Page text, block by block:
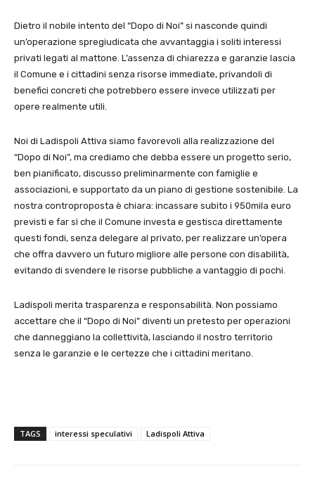
Dietro il nobile intento del “Dopo di Noi” si nasconde quindi
un’operazione spregiudicata che avvantaggia i soliti interessi
privati legati al mattone. L’assenza di chiarezza e garanzie lascia
il Comune e i cittadini senza risorse immediate, privandoli di
benefici concreti che potrebbero essere invece utilizzati per
opere realmente utili.
Noi di Ladispoli Attiva siamo favorevoli alla realizzazione del
“Dopo di Noi”, ma crediamo che debba essere un progetto serio,
ben pianificato, discusso preliminarmente con famiglie e
associazioni, e supportato da un piano di gestione sostenibile. La
nostra controproposta è chiara: incassare subito i 950mila euro
previsti e far sì che il Comune investa e gestisca direttamente
questi fondi, senza delegare al privato, per realizzare un’opera
che offra davvero un futuro migliore alle persone con disabilità,
evitando di svendere le risorse pubbliche a vantaggio di pochi.
Ladispoli merita trasparenza e responsabilità. Non possiamo
accettare che il “Dopo di Noi” diventi un pretesto per operazioni
che danneggiano la collettività, lasciando il nostro territorio
senza le garanzie e le certezze che i cittadini meritano.
TAGS interessi speculativi Ladispoli Attiva